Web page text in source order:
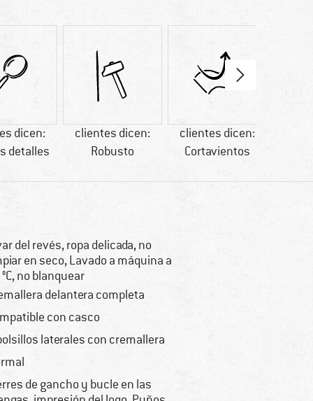
dicen:
detalles
clientes dicen:
Robusto
clientes dicen:
Cortavientos
del revés, ropa delicada, no
en seco, Lavado a máquina a
no blanquear
delantera completa
con casco
laterales con cremallera
de gancho y bucle en las